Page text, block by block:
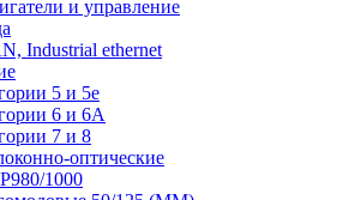
и управление
Industrial ethernet
5 и 5е
6 и 6A
7 и 8
оптические
1000